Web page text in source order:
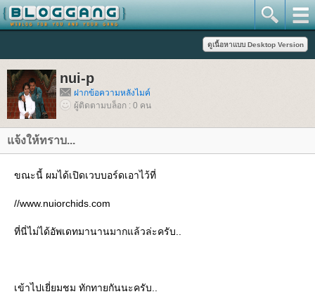
nui-p
ฝากข้อความหลังไมค์
ผู้ติดตามบล็อก : 0 คน
จ้งให้ทราบ...
ขณะนี้ ผมได้เปิดเวบบอร์ดเอาไว้ที่
//www.nuiorchids.com
ที่นี่ไม่ได้อัพเดทมานานมากแล้วล่ะครับ..
เข้าไปเยี่ยมชม ทักทายกันนะครับ..